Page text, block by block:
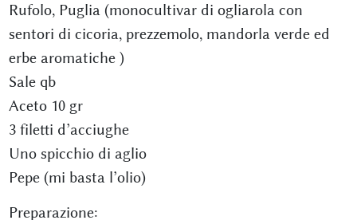
Rufolo, Puglia (monocultivar di ogliarola con
sentori di cicoria, prezzemolo, mandorla verde ed
erbe aromatiche )
Sale qb
Aceto 10 gr
3 filetti d’acciughe
Uno spicchio di aglio
Pepe (mi basta l’olio)
Preparazione: